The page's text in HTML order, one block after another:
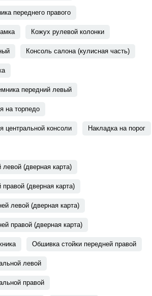
переднего правого
Кожух рулевой колонки
Консоль салона (кулисная часть)
передний левый
на торпедо
центральной консоли Накладка на порог
(дверная карта)
(дверная карта)
левой (дверная карта)
правой (дверная карта)
Обшивка стойки передней правой
левой
правой